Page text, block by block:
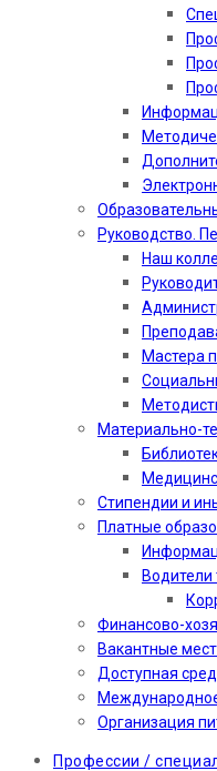
Руководство.
Наш
Мастера
Материально-
Стипендии и
Платные
Водители
Финансово-
Вакантные
Доступная
Организация
Профессии /